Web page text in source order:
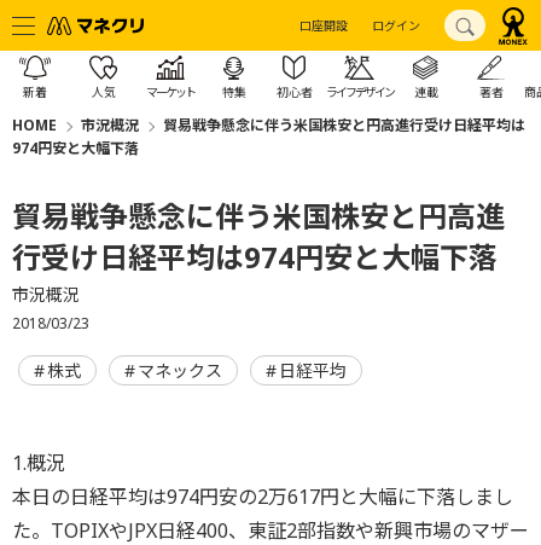
口座開設 ログイン
新着 人気 マーケット 特集 初心者 ライフデザイン 連載 著者 商
HOME 市況概況
貿易戦争懸念に伴う米国株安と円高進行受け日経平均は
974円安と大幅下落
貿易戦争懸念に伴う米国株安と円高進
行受け日経平均は974円安と大幅下落
市況概況
2018/03/23
株式 マネックス 日経平均
1.概況
本日の日経平均は974円安の2万617円と大幅に下落しまし
た。TOPIXやJPX日経400、東証2部指数や新興市場のマザー